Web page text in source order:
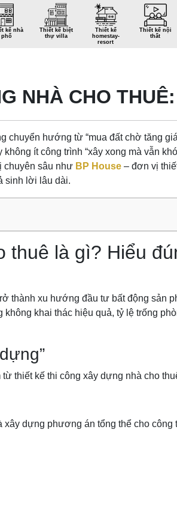
kế nhà
phố
Thiết kế biệt
thự villa
Thiết kế
homestay-
resort
Thiết kế nội
thất
NHÀ CHO
hướng từ “mua đất chờ tăng
ít công trình “xây xong mà vẫn
chuyên sâu như BP House – đơn vị
sinh lời lâu dài.
là gì? Hiểu
thành xu hướng đầu tư bất động sản
khai thác hiệu quả, tỷ lệ trống
thiết kế thi công xây dựng nhà cho
dựng phương án tổng thể cho công